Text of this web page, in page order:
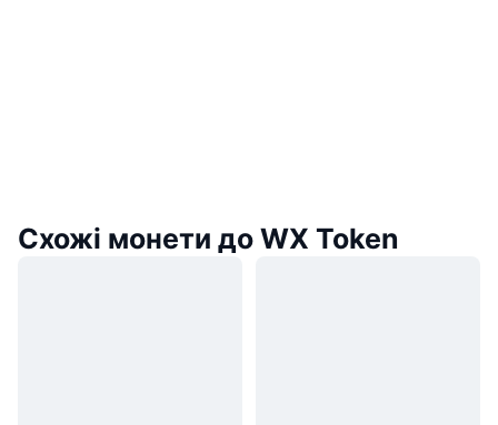
Схожі монети до WX Token